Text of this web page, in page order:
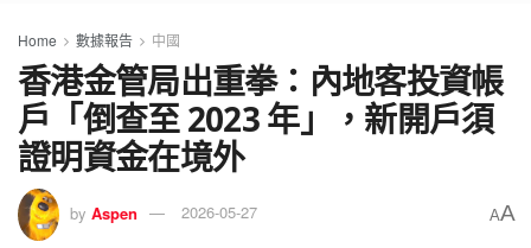
Home 數據報告 中國
香港金管局出重拳：內地客投資帳
戶「倒查至 2023 年」，新開戶須
證明資金在境外
by Aspen 2026-05-27 AA